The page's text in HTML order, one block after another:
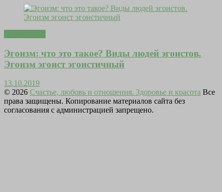
Эгоизм: что это такое? Виды людей эгоистов.
Эгоизм эгоист эгоистичный
13.10.2019
© 2026 Счастье, любовь и отношения. Здоровье и красота Все
права защищены. Копирование материалов сайта без
согласования с администрацией запрещено.